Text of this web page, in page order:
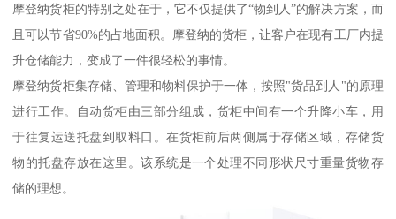
摩登纳货柜的特别之处在于，它不仅提供了“物到人”的解决方案，而
且可以节省90%的占地面积。摩登纳的货柜，让客户在现有工厂内提
升仓储能力，变成了一件很轻松的事情。
摩登纳货柜集存储、管理和物料保护于一体，按照"货品到人"的原理
进行工作。自动货柜由三部分组成，货柜中间有一个升降小车，用
于往复运送托盘到取料口。在货柜前后两侧属于存储区域，存储货
物的托盘存放在这里。该系统是一个处理不同形状尺寸重量货物存
储的理想。